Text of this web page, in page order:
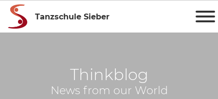
Tanzschule Sieber
Thinkblog
News from our World